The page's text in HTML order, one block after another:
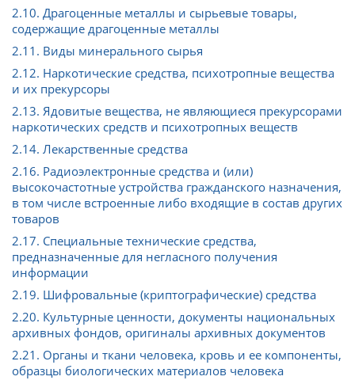
2.10. Драгоценные металлы и сырьевые товары,
содержащие драгоценные металлы
2.11. Виды минерального сырья
2.12. Наркотические средства, психотропные вещества
и их прекурсоры
2.13. Ядовитые вещества, не являющиеся прекурсорами
наркотических средств и психотропных веществ
2.14. Лекарственные средства
2.16. Радиоэлектронные средства и (или)
высокочастотные устройства гражданского назначения,
в том числе встроенные либо входящие в состав других
товаров
2.17. Специальные технические средства,
предназначенные для негласного получения
информации
2.19. Шифровальные (криптографические) средства
2.20. Культурные ценности, документы национальных
архивных фондов, оригиналы архивных документов
2.21. Органы и ткани человека, кровь и ее компоненты,
образцы биологических материалов человека